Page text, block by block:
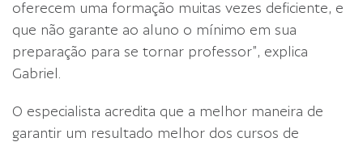
oferecem uma formação muitas vezes deficiente, e
que não garante ao aluno o mínimo em sua
preparação para se tornar professor”, explica
Gabriel.
O especialista acredita que a melhor maneira de
garantir um resultado melhor dos cursos de